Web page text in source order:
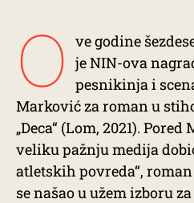
O ve godine
je NIN-ova
pesnikinja i
Marković za roman u
„Deca“ (Lom, 2021).
veliku pažnju medija
atletskih povreda“,
se našao u užem izboru